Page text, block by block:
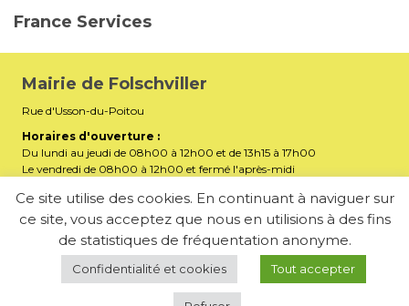
France Services
Mairie de Folschviller
Rue d'Usson-du-Poitou
Horaires d'ouverture :
Du lundi au jeudi de 08h00 à 12h00 et de 13h15 à 17h00
Le vendredi de 08h00 à 12h00 et fermé l'après-midi
Téléphone :03 87 29 32 90
E-mail : mairiefolschviller57730@gmail.com
Membre de la Communauté d’Agglomération Saint-Avold
Synergie
Ce site utilise des cookies. En continuant à naviguer sur
ce site, vous acceptez que nous en utilisions à des fins
de statistiques de fréquentation anonyme.
Confidentialité et cookies Tout accepter